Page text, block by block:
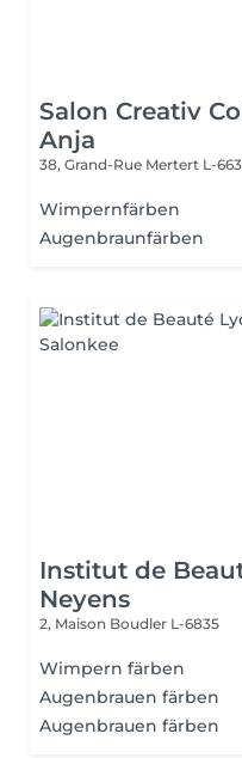
Salon Creativ
Anja
38, Grand-Rue Mertert L-
Wimpernfärben
Augenbraunfärben
Institut de
Neyens
2, Maison Boudler L-6835
Wimpern färben
Augenbrauen färben
Augenbrauen färben